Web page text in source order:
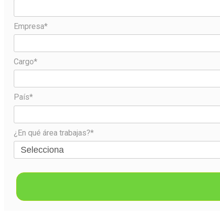
Empresa*
Cargo*
País*
¿En qué área trabajas?*